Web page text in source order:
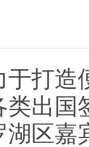
打造
出国
区